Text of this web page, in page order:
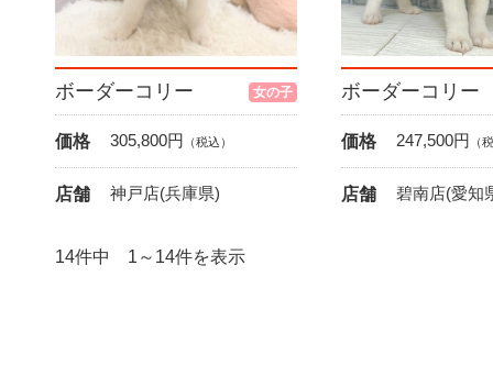
ボーダーコリー 女の子
価格 305,800円 （税込）
店舗 神戸店(兵庫県)
ボーダーコリー
価格 247,500円 （
店舗 碧南店(愛知
14件中 1～14件を表示